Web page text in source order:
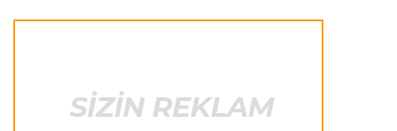
"Onun istedadı uşaq yaşlarından bəlli idi"